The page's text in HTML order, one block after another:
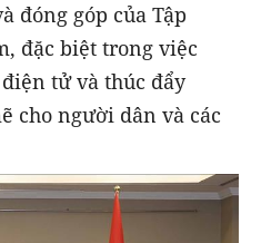
đóng góp của Tập
đặc biệt trong việc
tử và thúc đẩy
cho người dân và các